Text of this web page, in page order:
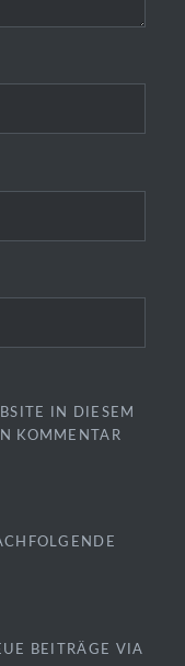
IN DIESEM
KOMMENTAR
BEITRÄGE VIA